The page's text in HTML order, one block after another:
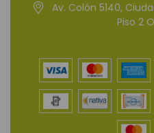
Av. Colón 5140,
Piso 2